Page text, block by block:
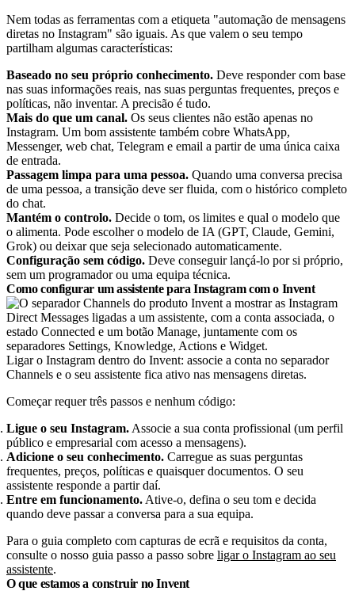
Nem todas as ferramentas com a etiqueta "automação de mensagens
diretas no Instagram" são iguais. As que valem o seu tempo
partilham algumas características:
Baseado no seu próprio conhecimento. Deve responder com base
nas suas informações reais, nas suas perguntas frequentes, preços e
políticas, não inventar. A precisão é tudo.
Mais do que um canal. Os seus clientes não estão apenas no
Instagram. Um bom assistente também cobre WhatsApp,
Messenger, web chat, Telegram e email a partir de uma única caixa
de entrada.
Passagem limpa para uma pessoa. Quando uma conversa precisa
de uma pessoa, a transição deve ser fluida, com o histórico completo
do chat.
Mantém o controlo. Decide o tom, os limites e qual o modelo que
o alimenta. Pode escolher o modelo de IA (GPT, Claude, Gemini,
Grok) ou deixar que seja selecionado automaticamente.
Configuração sem código. Deve conseguir lançá-lo por si próprio,
sem um programador ou uma equipa técnica.
Como configurar um assistente para Instagram com o Invent
Ligar o Instagram dentro do Invent: associe a conta no separador
Channels e o seu assistente fica ativo nas mensagens diretas.
Começar requer três passos e nenhum código:
Ligue o seu Instagram. Associe a sua conta profissional (um perfil
público e empresarial com acesso a mensagens).
Adicione o seu conhecimento. Carregue as suas perguntas
frequentes, preços, políticas e quaisquer documentos. O seu
assistente responde a partir daí.
Entre em funcionamento. Ative-o, defina o seu tom e decida
quando deve passar a conversa para a sua equipa.
Para o guia completo com capturas de ecrã e requisitos da conta,
consulte o nosso guia passo a passo sobre ligar o Instagram ao seu
assistente.
O que estamos a construir no Invent